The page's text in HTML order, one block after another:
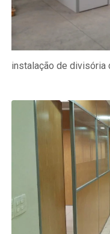
instalação de